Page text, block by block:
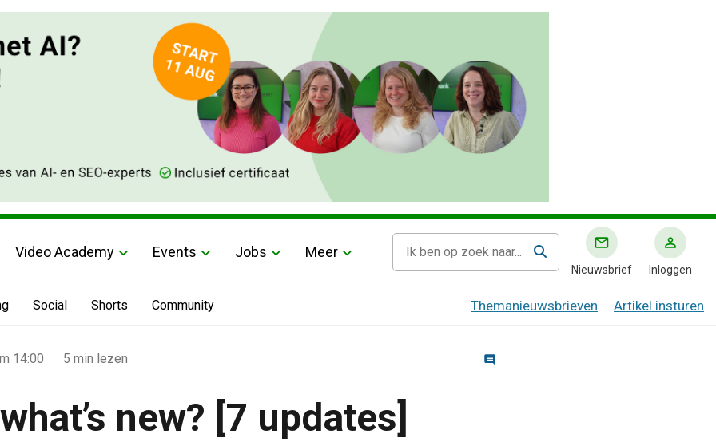
Video Academy Events Jobs Meer
Nieuwsbrief Inloggen
Social Shorts Community Themanieuwsbrieven Artikel insturen
14:00 5 min lezen
new? [7 updates]